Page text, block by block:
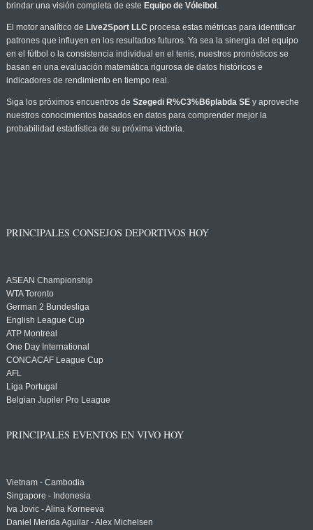
brindar una visión completa de este Equipo de Vóleibol .
El motor analítico de Live2Sport LLC procesa estas métricas para identificar
patrones que influyen en los resultados futuros. Ya sea la sinergia del equipo
en el fútbol o la consistencia individual en el tenis, nuestros pronósticos se
basan en una evaluación matemática rigurosa de datos históricos e
indicadores de rendimiento en tiempo real.
Siga los próximos encuentros de Szegedi R%C3%B6plabda SEy aproveche
nuestros conocimientos basados en datos para comprender mejor la
probabilidad estadística de su próxima victoria.
PRINCIPALES CONSEJOS DEPORTIVOS HOY
ASEAN Championship
WTA Toronto
German 2 Bundesliga
English League Cup
ATP Montreal
One Day International
CONCACAF League Cup
AFL
Liga Portugal
Belgian Jupiler Pro League
PRINCIPALES EVENTOS EN VIVO HOY
Vietnam - Cambodia
Singapore - Indonesia
Iva Jovic - Alina Korneeva
Daniel Merida Aguilar - Alex Michelsen